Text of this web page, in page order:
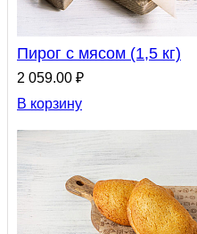
Пирог с мясом (1,5 кг)
2 059.00 ₽
В корзину